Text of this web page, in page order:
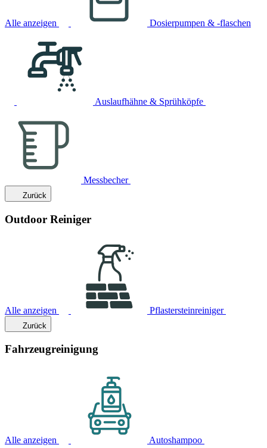
Alle anzeigen Dosierpumpen & -flaschen
Auslaufhähne & Sprühköpfe
Messbecher
Zurück
Outdoor Reiniger
Alle anzeigen Pflastersteinreiniger
Zurück
Fahrzeugreinigung
Alle anzeigen Autoshampoo